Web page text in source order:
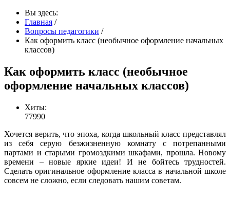
Вы здесь:
Главная /
Вопросы педагогики /
Как оформить класс (необычное оформление начальных
классов)
Как оформить класс (необычное
оформление начальных классов)
Хиты:
77990
Хочется верить, что эпоха, когда школьный класс представлял
из себя серую безжизненную комнату с потрепанными
партами и старыми громоздкими шкафами, прошла. Новому
времени – новые яркие идеи! И не бойтесь трудностей.
Сделать оригинальное оформление класса в начальной школе
совсем не сложно, если следовать нашим советам.